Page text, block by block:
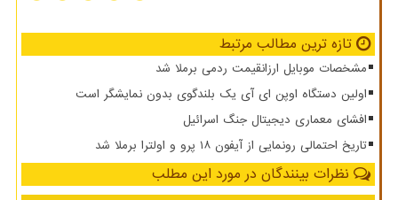
تازه ترین مطالب مرتبط
مشخصات موبایل ارزانقیمت ردمی برملا شد
اولین دستگاه اوپن ای آی یک بلندگوی بدون نمایشگر است
افشای معماری دیجیتال جنگ اسرائیل
تاریخ احتمالی رونمایی از آیفون ۱۸ پرو و اولترا برملا شد
نظرات بینندگان در مورد این مطلب